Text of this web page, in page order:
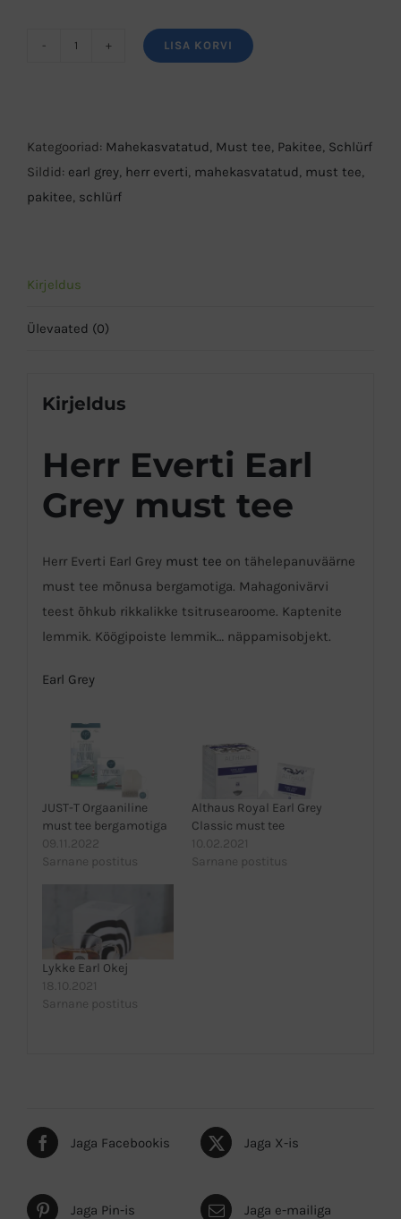
must
tee
kogus
LISA KORVI
Kategooriad: Mahekasvatatud Must tee Pakitee Schlürf
Sildid: earl grey herr everti mahekasvatatud must tee
pakitee schlürf
Kirjeldus
Ülevaated (0)
Kirjeldus
Herr Everti Earl
Grey must tee
Herr Everti Earl Grey must tee on tähelepanuväärne
must tee mõnusa bergamotiga. Mahagonivärvi
teest õhkub rikkalikke tsitrusearoome. Kaptenite
lemmik. Köögipoiste lemmik… näppamisobjekt.
Earl Grey
JUST-T Orgaaniline
must tee bergamotiga
09.11.2022
Sarnane postitus
Althaus Royal Earl Grey
Classic must tee
10.02.2021
Sarnane postitus
Lykke Earl Okej
18.10.2021
Sarnane postitus
Jaga Facebookis Jaga X-is
Jaga Pin-is Jaga e-mailiga